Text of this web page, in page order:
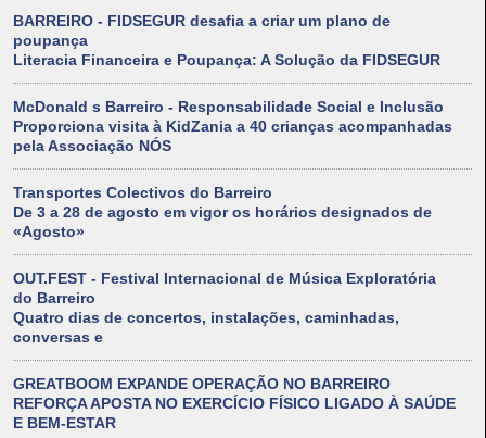
BARREIRO - FIDSEGUR desafia a criar um plano de
poupança
Literacia Financeira e Poupança: A Solução da FIDSEGUR
McDonald s Barreiro - Responsabilidade Social e Inclusão
Proporciona visita à KidZania a 40 crianças acompanhadas
pela Associação NÓS
Transportes Colectivos do Barreiro
De 3 a 28 de agosto em vigor os horários designados de
«Agosto»
OUT.FEST - Festival Internacional de Música Exploratória
do Barreiro
Quatro dias de concertos, instalações, caminhadas,
conversas e
GREATBOOM EXPANDE OPERAÇÃO NO BARREIRO
REFORÇA APOSTA NO EXERCÍCIO FÍSICO LIGADO À SAÚDE
E BEM-ESTAR